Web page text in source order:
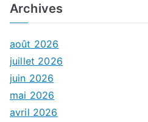
Archives
août 2026
juillet 2026
juin 2026
mai 2026
avril 2026